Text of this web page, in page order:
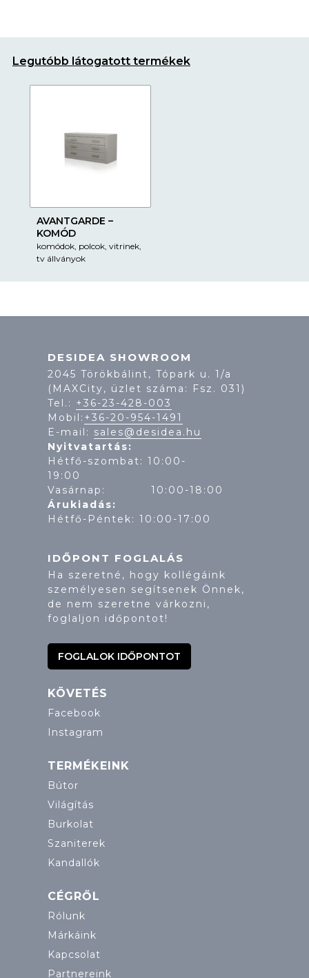
Legutóbb látogatott termékek
AVANTGARDE –
KOMÓD
komódok, polcok, vitrinek,
tv állványok
DESIDEA SHOWROOM
2045 Törökbálint, Tópark u. 1/a
(MAXCity, üzlet száma: Fsz. 031)
Tel.: +36-23-428-003
Mobil: +36-20-954-1491
E-mail: sales@desidea.hu
Nyitvatartás:
Hétfő-szombat: 10:00-
Vasárnap: 10:00-18:00
Árukiadás:
Hétfő-Péntek: 10:00-17:00
IDŐPONT FOGLALÁS
Ha szeretné, hogy kollégáink
személyesen segítsenek Önnek,
de nem szeretne várkozni,
foglaljon időpontot!
FOGLALOK IDŐPONTOT
KÖVETÉS
Facebook
Instagram
TERMÉKEINK
Bútor
Világítás
Burkolat
Szaniterek
Kandallók
CÉGRŐL
Rólunk
Márkáink
Kapcsolat
Partnereink